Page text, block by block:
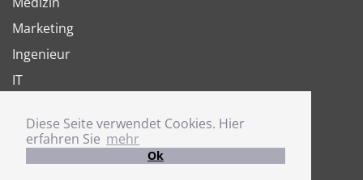
Diese Seite verwendet Cookies. Hier
erfahren Sie mehr
Ok
Marketing
Ingenieur
IT
Joboter